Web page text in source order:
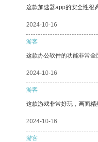
这款加速器app的安全性很
2024-10-16
游客
这款办公软件的功能非常
2024-10-16
游客
这款游戏非常好玩，画面
2024-10-16
游客